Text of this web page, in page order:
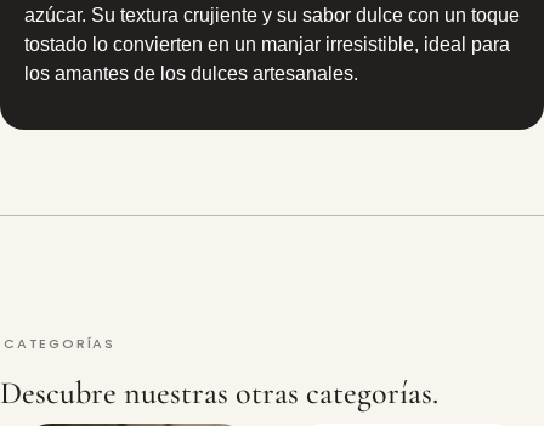
azúcar. Su textura crujiente y su sabor dulce con un toque
tostado lo convierten en un manjar irresistible, ideal para
los amantes de los dulces artesanales.
CATEGORÍAS
Descubre nuestras otras categorías.